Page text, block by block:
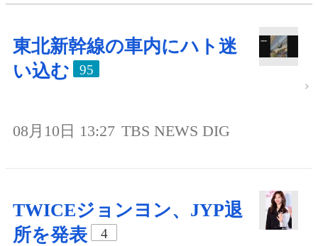
東北新幹線の車内にハト迷
い込む
95
08月10日 13:27 TBS NEWS DIG
TWICEジョンヨン、JYP退
所を発表
4